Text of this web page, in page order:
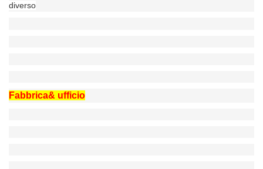
diverso
Fabbrica& ufficio